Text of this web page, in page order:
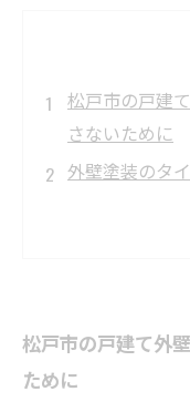
松戸市の戸建
さないために
外壁塗装のタ
適切な塗料選
処法
松戸市の戸建
松戸市の戸建て外
ために